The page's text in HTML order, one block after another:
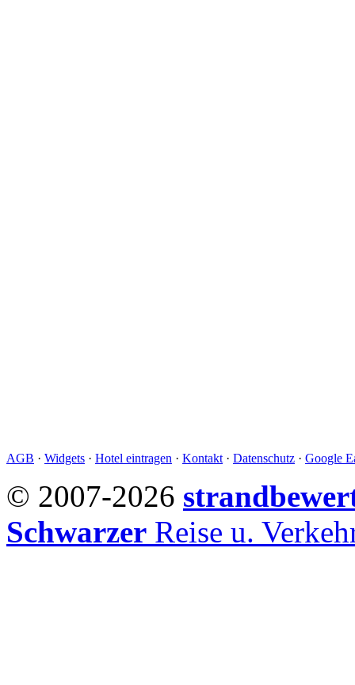
AGB · Widgets · Hotel eintragen · Kontakt · Datenschutz · Google
© 2007-2026
Schwarzer Reise u.